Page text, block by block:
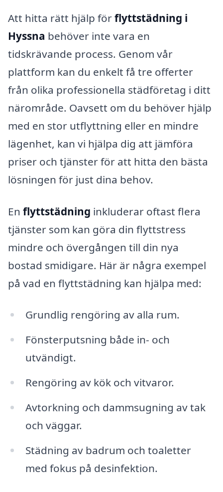
Att hitta rätt hjälp förflyttstädning i
Hyssna behöver inte vara en
tidskrävande process. Genom vår
plattform kan du enkelt få tre offerter
från olika professionella städföretag i ditt
närområde. Oavsett om du behöver hjälp
med en stor utflyttning eller en mindre
lägenhet, kan vi hjälpa dig att jämföra
priser och tjänster för att hitta den bästa
lösningen för just dina behov.
En flyttstädning inkluderar oftast flera
tjänster som kan göra din flyttstress
mindre och övergången till din nya
bostad smidigare. Här är några exempel
på vad en flyttstädning kan hjälpa med:
Grundlig rengöring av alla rum.
Fönsterputsning både in- och
utvändigt.
Rengöring av kök och vitvaror.
Avtorkning och dammsugning av tak
och väggar.
Städning av badrum och toaletter
med fokus på desinfektion.